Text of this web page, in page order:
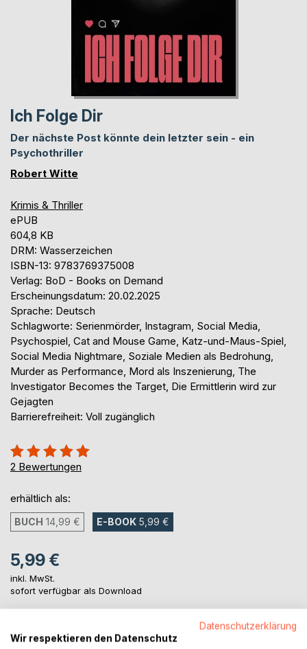
Ich Folge Dir
Der nächste Post könnte dein letzter sein - ein
Psychothriller
Robert Witte
Krimis & Thriller
ePUB
604,8 KB
DRM: Wasserzeichen
ISBN-13: 9783769375008
Verlag: BoD - Books on Demand
Erscheinungsdatum: 20.02.2025
Sprache: Deutsch
Schlagworte: Serienmörder, Instagram, Social Media,
Psychospiel, Cat and Mouse Game, Katz-und-Maus-Spiel,
Social Media Nightmare, Soziale Medien als Bedrohung,
Murder as Performance, Mord als Inszenierung, The
Investigator Becomes the Target, Die Ermittlerin wird zur
Gejagten
Barrierefreiheit: Voll zugänglich
Bewertung::
100%
2 Bewertungen
erhältlich als:
BUCH 14,99 € E-BOOK 5,99 €
5,99 €
inkl. MwSt.
sofort verfügbar als Download
IN DEN WARENKORB
Datenschutzerklärung
Wir respektieren den Datenschutz